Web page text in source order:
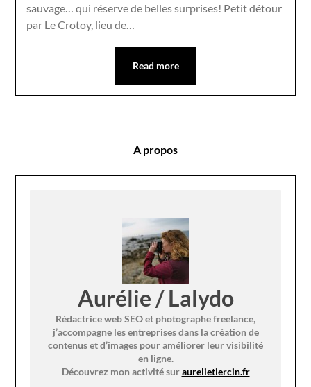
sauvage… qui réserve de belles surprises! Petit détour
par Le Crotoy, lieu de…
Read more
A propos
Aurélie / Lalydo
Rédactrice web SEO et photographe freelance,
j’accompagne les entreprises dans la création de
contenus et d’images pour améliorer leur visibilité
en ligne.
Découvrez mon activité suraurelietiercin.fr